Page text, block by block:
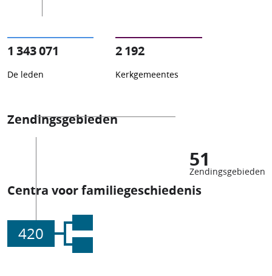
1 343 071
De leden
2 192
Kerkgemeentes
Zendingsgebieden
51
Zendingsgebieden
Centra voor familiegeschiedenis
420